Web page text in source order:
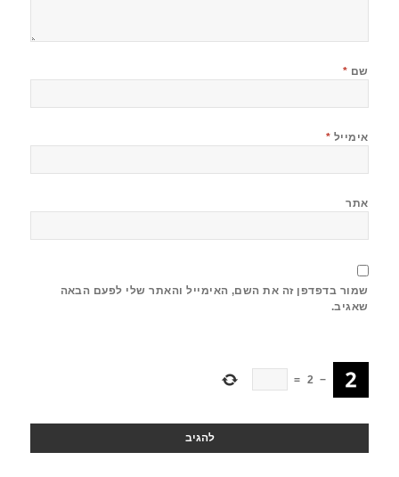
שם *
אימייל *
אתר
שמור בדפדפן זה את השם, האימייל והאתר שלי לפעם הבאה
שאגיב.
−
2
=